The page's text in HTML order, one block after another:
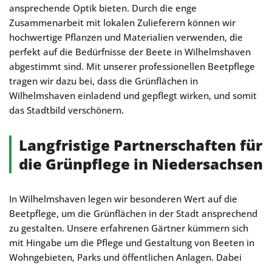
ansprechende Optik bieten. Durch die enge
Zusammenarbeit mit lokalen Zulieferern können wir
hochwertige Pflanzen und Materialien verwenden, die
perfekt auf die Bedürfnisse der Beete in Wilhelmshaven
abgestimmt sind. Mit unserer professionellen Beetpflege
tragen wir dazu bei, dass die Grünflächen in
Wilhelmshaven einladend und gepflegt wirken, und somit
das Stadtbild verschönern.
Langfristige Partnerschaften für
die Grünpflege in Niedersachsen
In Wilhelmshaven legen wir besonderen Wert auf die
Beetpflege, um die Grünflächen in der Stadt ansprechend
zu gestalten. Unsere erfahrenen Gärtner kümmern sich
mit Hingabe um die Pflege und Gestaltung von Beeten in
Wohngebieten, Parks und öffentlichen Anlagen. Dabei